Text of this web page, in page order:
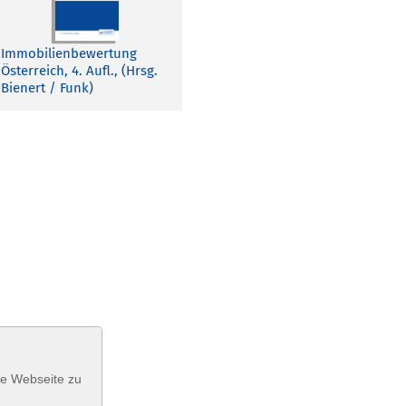
Immobilienbewertung
Österreich, 4. Aufl., (Hrsg.
Bienert / Funk)
Webseite zu